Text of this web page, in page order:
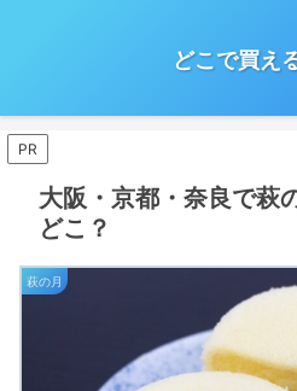
どこで買え
PR
大阪・京都・奈良で萩
どこ？
萩の月